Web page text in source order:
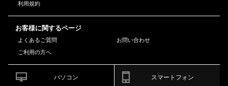
利用規約
お客様に関するページ
よくあるご質問
お問い合わせ
ご利用の方へ
パソコン スマートフォン